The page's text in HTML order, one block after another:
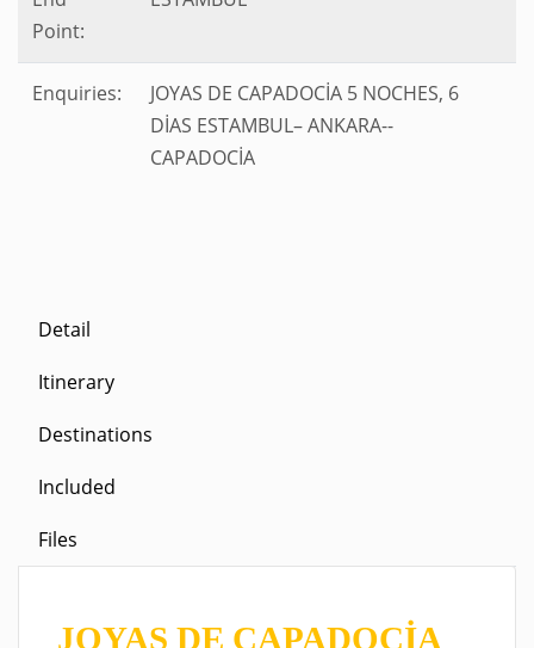
Point:
Enquiries:
JOYAS DE CAPADOCİA 5 NOCHES, 6
DİAS ESTAMBUL– ANKARA--
CAPADOCİA
Detail
Itinerary
Destinations
Included
Files
JOYAS DE CAPADOCİA